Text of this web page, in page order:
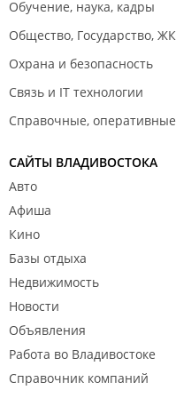
Обучение, наука, кадры
Общество, Государство,
Охрана и безопасность
Связь и IT технологии
Справочные,
САЙТЫ ВЛАДИВОСТОКА
Авто
Афиша
Кино
Базы отдыха
Недвижимость
Новости
Объявления
Работа во Владивостоке
Справочник компаний